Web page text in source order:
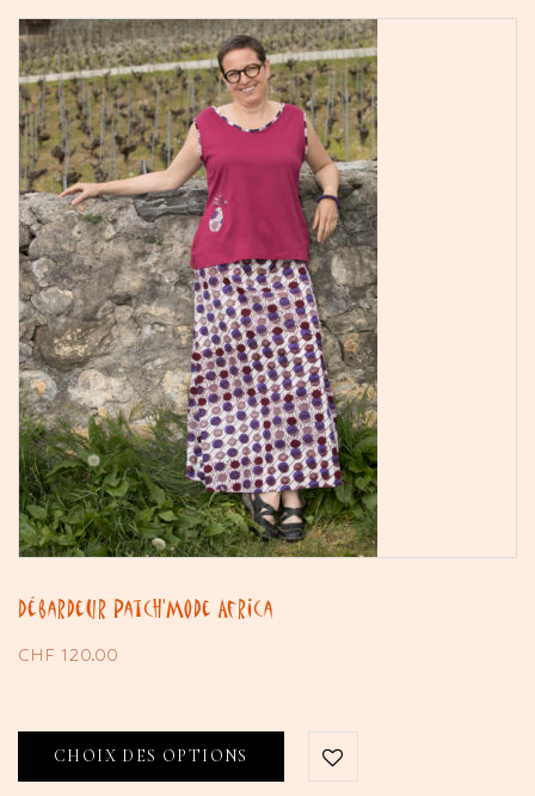
Débardeur Patch’Mode Africa
CHF 120.00
CHOIX DES OPTIONS